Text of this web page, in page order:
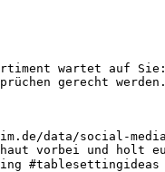
wartet auf
gerecht werden.
data/social-
vorbei und holt
#tablesettingideas